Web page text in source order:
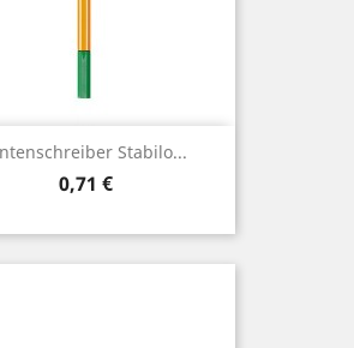
Stabilo...
Preis
0,71 €